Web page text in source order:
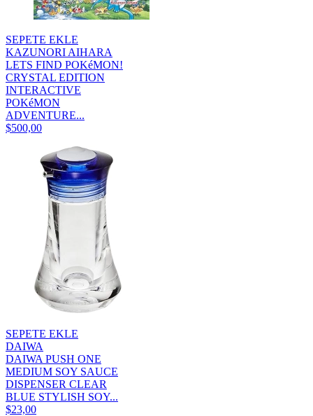
SEPETE EKLE
KAZUNORI AIHARA
LETS FIND POKéMON!
CRYSTAL EDITION
INTERACTIVE
POKéMON
ADVENTURE...
$500,00
SEPETE EKLE
DAIWA
DAIWA PUSH ONE
MEDIUM SOY SAUCE
DISPENSER CLEAR
BLUE STYLISH SOY...
$23,00